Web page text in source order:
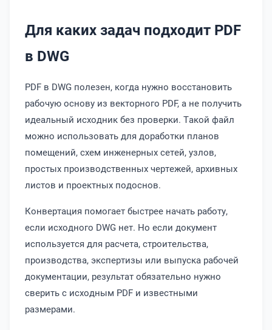
Для каких задач подходит PDF
в DWG
PDF в DWG полезен, когда нужно восстановить
рабочую основу из векторного PDF, а не получить
идеальный исходник без проверки. Такой файл
можно использовать для доработки планов
помещений, схем инженерных сетей, узлов,
простых производственных чертежей, архивных
листов и проектных подоснов.
Конвертация помогает быстрее начать работу,
если исходного DWG нет. Но если документ
используется для расчета, строительства,
производства, экспертизы или выпуска рабочей
документации, результат обязательно нужно
сверить с исходным PDF и известными
размерами.